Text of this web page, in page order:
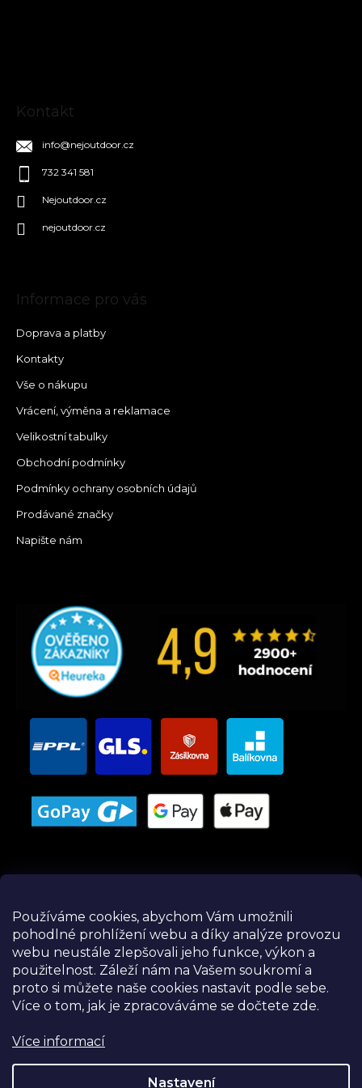
Používáme cookies, abychom Vám umožnili
pohodlné prohlížení webu a díky analýze provozu
webu neustále zlepšovali jeho funkce, výkon a
použitelnost. Záleží nám na Vašem soukromí a
proto si můžete naše cookies nastavit podle sebe.
Více o tom, jak je zpracováváme se dočtete zde.
Více informací
Nastavení
Kontakt
info@nejoutdoor.cz
732 341 581
Nejoutdoor.cz
nejoutdoor.cz
Informace pro vás
Doprava a platby
Kontakty
Vše o nákupu
Vrácení, výměna a reklamace
Velikostní tabulky
Obchodní podmínky
Podmínky ochrany osobních údajů
Prodávané značky
Napište nám
Instagram